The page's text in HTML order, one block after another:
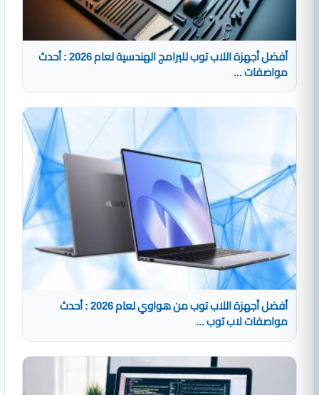
أفضل أجهزة اللاب توب للبرامج الهندسية لعام 2026 : أحدث
مواصفات ...
أفضل أجهزة اللاب توب من هواوي لعام 2026 : أحدث
مواصفات لاب توب ...